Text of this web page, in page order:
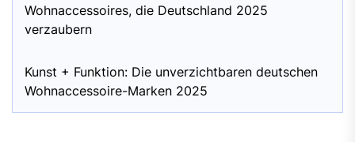
Wohnaccessoires, die Deutschland 2025
verzaubern
Kunst + Funktion: Die unverzichtbaren deutschen
Wohnaccessoire-Marken 2025